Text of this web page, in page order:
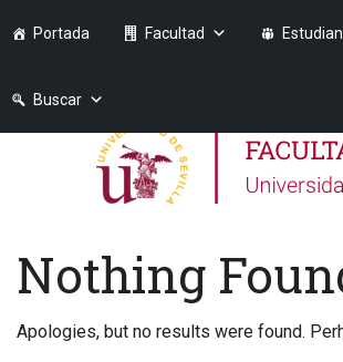
Portada Facultad
Buscar
Nothing
Apologies, but no results were found.